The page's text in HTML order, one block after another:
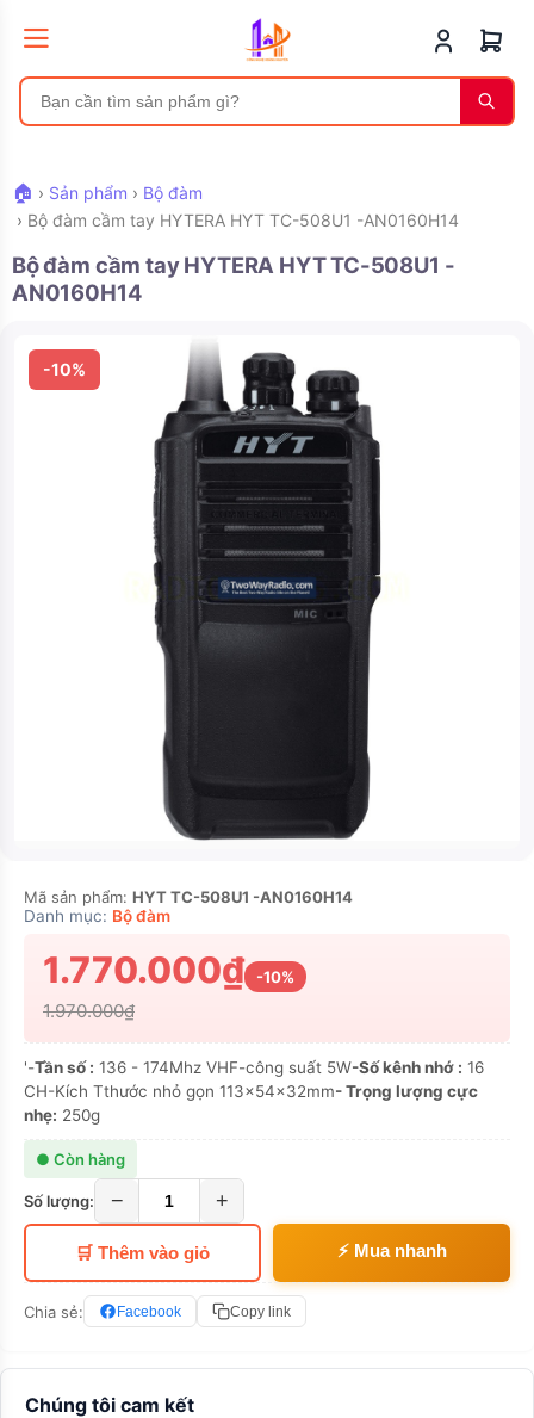
🏠 › Sản phẩm › Bộ đàm
› Bộ đàm cầm tay HYTERA HYT TC-508U1 -AN0160H14
Bộ đàm cầm tay HYTERA HYT TC-508U1 -
AN0160H14
-10%
Chúng tôi cam kết
Mã sản phẩm: HYT TC-508U1 -AN0160H14
Danh mục: Bộ đàm
1.770.000₫ -10%
1.970.000₫
'-Tần số : 136 - 174Mhz VHF-công suất 5W-Số kênh nhớ : 16
CH-Kích Tthước nhỏ gọn 113x54x32mm- Trọng lượng cực
nhẹ: 250g
● Còn hàng
Số lượng: − +
🛒 Thêm vào giỏ ⚡ Mua nhanh
Chia sẻ: Facebook Copy link